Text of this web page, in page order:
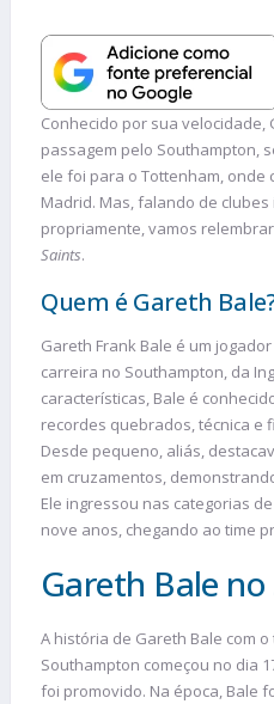
Conhecido por sua velocidade,
passagem pelo Southampton,
ele foi para o Tottenham, onde
Madrid. Mas, falando de
propriamente, vamos
Saints.
Quem é Gareth
Gareth Frank Bale é um
carreira no Southampton, da
características, Bale é
recordes quebrados, técnica e
Desde pequeno, aliás,
em cruzamentos,
Ele ingressou nas categorias
nove anos, chegando ao time
Gareth Bale
A história de Gareth Bale com
Southampton começou no dia
foi promovido. Na época, Bale